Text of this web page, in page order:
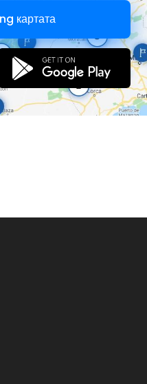
картата